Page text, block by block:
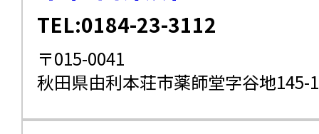
TEL:0184-23-3112
〒015-0041
秋田県由利本荘市薬師堂字谷地145-1